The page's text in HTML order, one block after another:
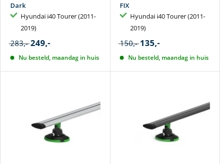
Dark
Hyundai i40 Tourer (2011-
2019)
283,- 249,-
Nu besteld, maandag in huis
FIX
Hyundai i40 Tourer (2011-
2019)
150,- 135,-
Nu besteld, maandag in huis